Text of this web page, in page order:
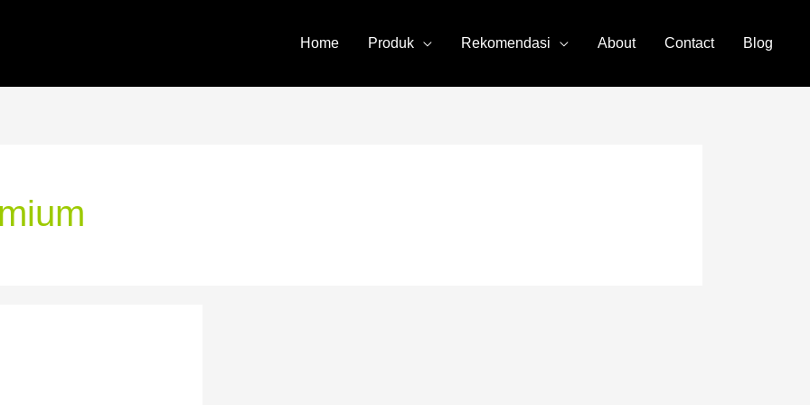
Home Produk Rekomendasi About Contact Blog